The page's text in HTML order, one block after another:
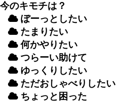
今のキモチは？
ぼーっとしたい
たまりたい
何かやりたい
つらーい助けて
ゆっくりしたい
ただおしゃべりしたい
ちょっと 困 った